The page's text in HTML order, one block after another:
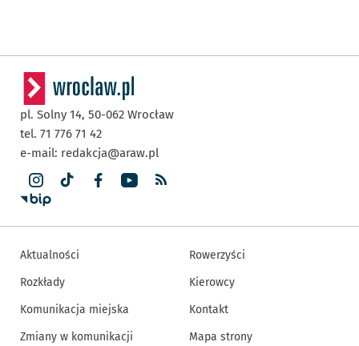
pl. Solny 14, 50-062 Wrocław
tel. 71 776 71 42
e-mail: redakcja@araw.pl
Aktualności
Rozkłady
Komunikacja miejska
Zmiany w komunikacji
Rowerzyści
Kierowcy
Kontakt
Mapa strony